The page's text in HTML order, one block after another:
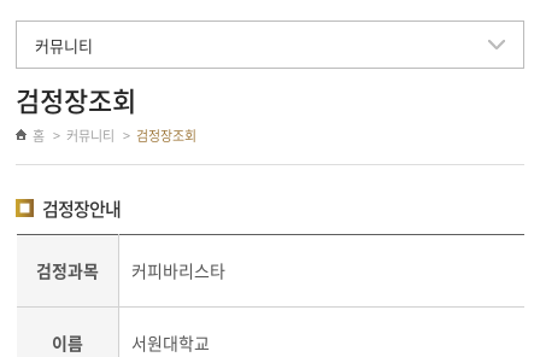
커뮤니티
검정장조회
홈 커뮤니티 검정장조회
검정장안내
검정과목 커피바리스타
이름 서원대학교